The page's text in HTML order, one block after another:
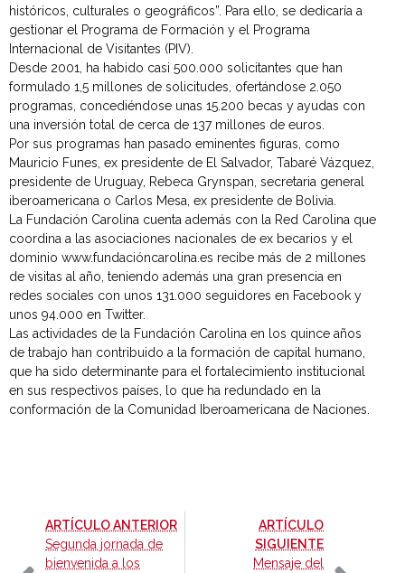
históricos, culturales o geográficos”. Para ello, se dedicaría a
gestionar el Programa de Formación y el Programa
Internacional de Visitantes (PIV).
Desde 2001, ha habido casi 500.000 solicitantes que han
formulado 1,5 millones de solicitudes, ofertándose 2.050
programas, concediéndose unas 15.200 becas y ayudas con
una inversión total de cerca de 137 millones de euros.
Por sus programas han pasado eminentes figuras, como
Mauricio Funes, ex presidente de El Salvador, Tabaré Vázquez,
presidente de Uruguay, Rebeca Grynspan, secretaria general
iberoamericana o Carlos Mesa, ex presidente de Bolivia.
La Fundación Carolina cuenta además con la Red Carolina que
coordina a las asociaciones nacionales de ex becarios y el
dominio www.fundacióncarolina.es recibe más de 2 millones
de visitas al año, teniendo además una gran presencia en
redes sociales con unos 131.000 seguidores en Facebook y
unos 94.000 en Twitter.
Las actividades de la Fundación Carolina en los quince años
de trabajo han contribuido a la formación de capital humano,
que ha sido determinante para el fortalecimiento institucional
en sus respectivos países, lo que ha redundado en la
conformación de la Comunidad Iberoamericana de Naciones.
ARTÍCULO ANTERIOR-
Segunda jornada de
bienvenida a los
ARTÍCULO
SIGUIENTE-
Mensaje del